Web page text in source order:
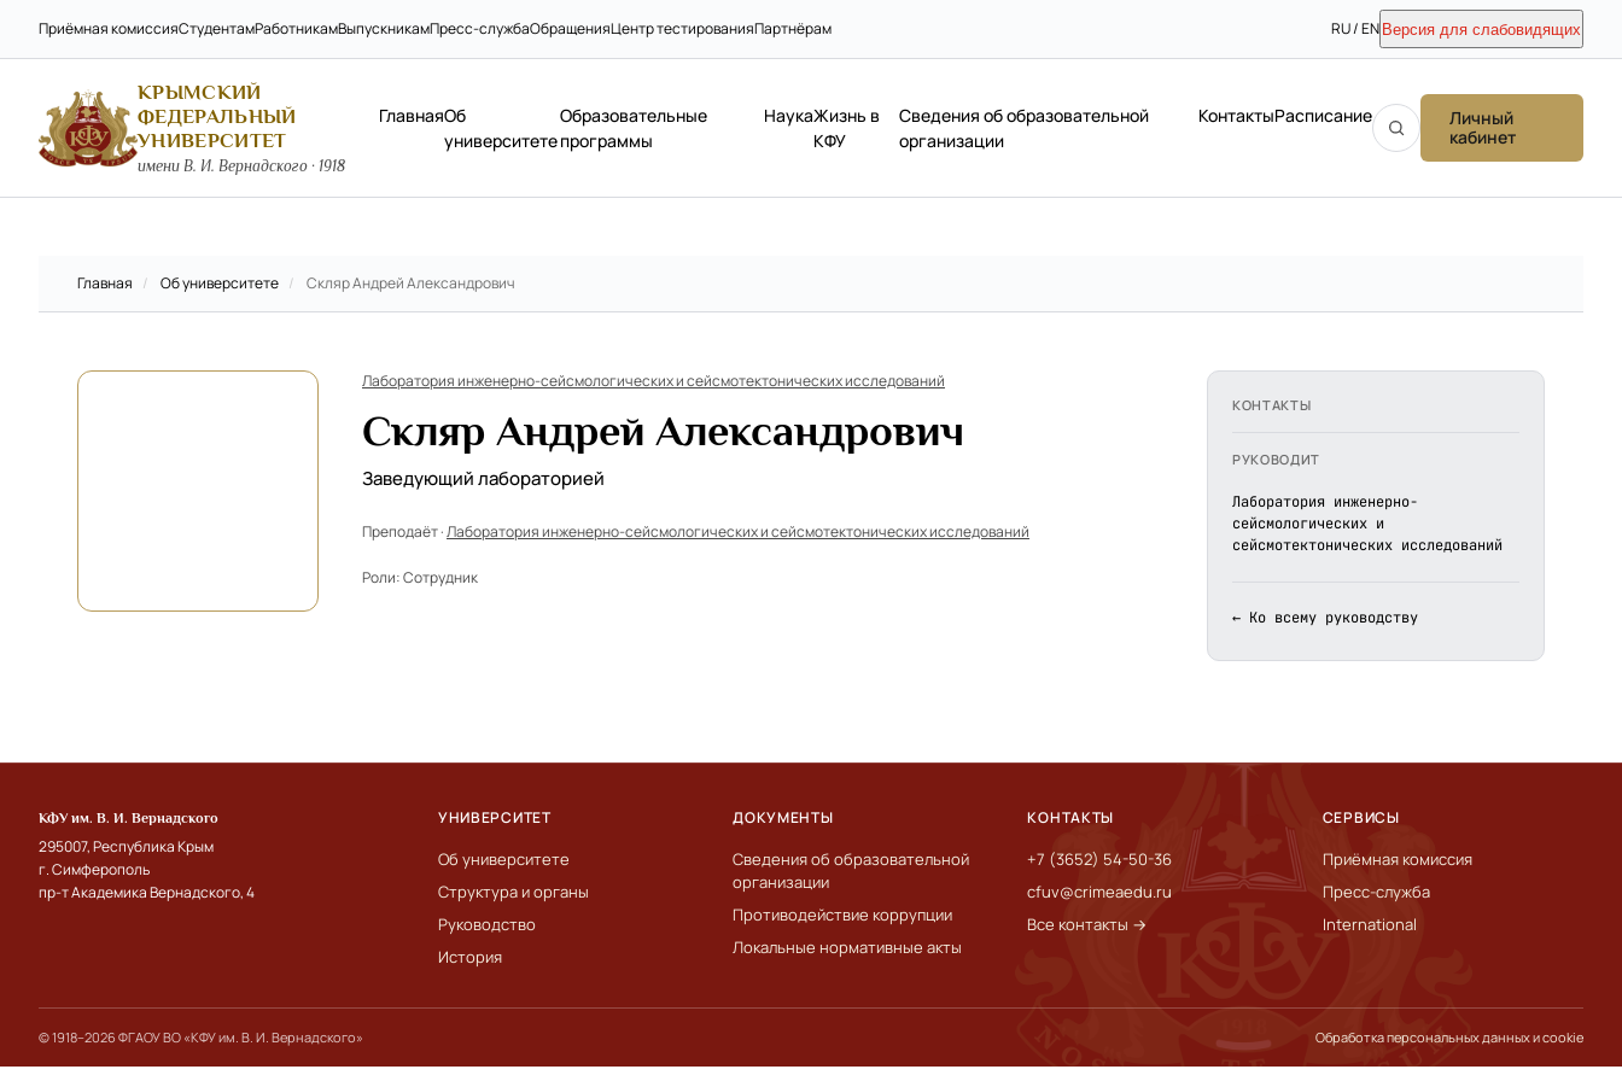
Приёмная комиссияСтудентамРаботникамВыпускникамПресс-службаОбращенияЦентр тестированияПартнёрам RU / EN Версия для слабовидящих
КРЫМСКИЙ
ФЕДЕРАЛЬНЫЙ
УНИВЕРСИТЕТ
имени В. И. Вернадского · 1918
ГлавнаяОб
университете
Образовательные
программы
НаукаЖизнь в
КФУ
Сведения об образовательной
организации
КонтактыРасписание
Личный
кабинет
Главная / Об университете / Скляр Андрей Александрович
Лаборатория инженерно-сейсмологических и сейсмотектонических исследований
Скляр Андрей Александрович
Заведующий лабораторией
Преподаёт ·Лаборатория инженерно-сейсмологических и сейсмотектонических исследований
Роли:Сотрудник
КОНТАКТЫ
РУКОВОДИТ
Лаборатория инженерно-
сейсмологических и
сейсмотектонических исследований
← Ко всему руководству
КФУ им. В. И. Вернадского
295007, Республика Крым
г. Симферополь
пр-т Академика Вернадского, 4
УНИВЕРСИТЕТ
Об университете
Структура и органы
Руководство
История
ДОКУМЕНТЫ
Сведения об образовательной
организации
Противодействие коррупции
Локальные нормативные акты
КОНТАКТЫ
+7 (3652) 54-50-36
cfuv@crimeaedu.ru
Все контакты →
СЕРВИСЫ
Приёмная комиссия
Пресс-служба
International
© 1918–2026 ФГАОУ ВО «КФУ им. В. И. Вернадского» Обработка персональных данных и cookie